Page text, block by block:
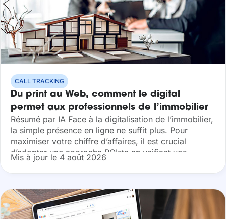
CALL TRACKING
Du print au Web, comment le digital
permet aux professionnels de l’immobilier
de mesurer le ROI marketing
Résumé par IA Face à la digitalisation de l’immobilier,
la simple présence en ligne ne suffit plus. Pour
maximiser votre chiffre d’affaires, il est crucial
d’adopter une approche ROIste en unifiant vos
actions print et web....
Mis à jour le 4 août 2026